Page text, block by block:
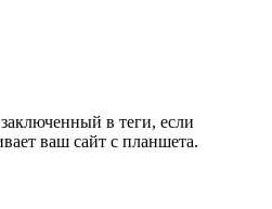
в теги, если
ваш сайт с планшета.